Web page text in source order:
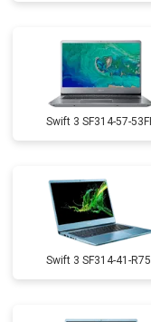
Swift 3 SF314-57-
Swift 3 SF314-41-